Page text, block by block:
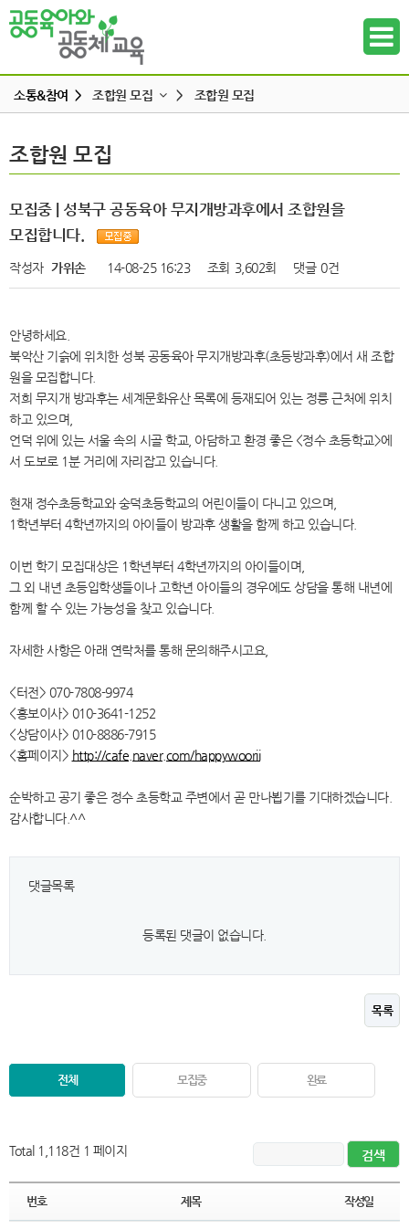
하위메뉴
소통&참여 > 조합원 모집 >
공동육아 ing
터전 소식
조합원 모집
조합원 모집
모집중 | 성북구 공동육아 무지개방과후에서 조합원을
모집합니다.
작성자 가위손 14-08-25 16:23 조회 3,602회 댓글 0건
안녕하세요.
북악산 기슭에 위치한 성북 공동육아 무지개방과후(초등방과후)에서 새 조합
원을 모집합니다.
저희 무지개 방과후는 세계문화유산 목록에 등재되어 있는 정릉 근처에 위치
하고 있으며,
언덕 위에 있는 서울 속의 시골 학교, 아담하고 환경 좋은 <정수 초등학교>에
서 도보로 1분 거리에 자리잡고 있습니다.
현재 정수초등학교와 숭덕초등학교의 어린이들이 다니고 있으며,
1학년부터 4학년까지의 아이들이 방과후 생활을 함께 하고 있습니다.
이번 학기 모집대상은 1학년부터 4학년까지의 아이들이며,
그 외 내년 초등입학생들이나 고학년 아이들의 경우에도 상담을 통해 내년에
함께 할 수 있는 가능성을 찾고 있습니다.
자세한 사항은 아래 연락처를 통해 문의해주시고요,
<터전> 070-7808-9974
<홍보이사> 010-3641-1252
<상담이사> 010-8886-7915
<홈페이지> http://cafe.naver.com/happywoorii
순박하고 공기 좋은 정수 초등학교 주변에서 곧 만나뵙기를 기대하겠습니다.
감사합니다.^^
댓글목록
등록된 댓글이 없습니다.
목록
전체 모집중 완료
Total 1,118건 1 페이지
번호 제목 작성일